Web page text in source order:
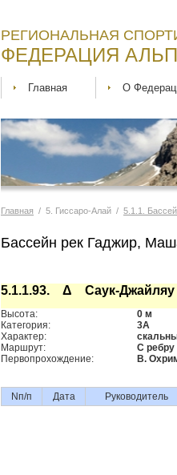
РЕГИОНАЛЬНАЯ
ФЕДЕРАЦИЯ
Главная О
Главная / 5. Гиссаро-Алай / 5.1.1.
Бассейн рек Гаджир,
5.1.1.93. Δ Саук-Джайляу
Высота:
0 м
Категория:
3А
Характер:
Маршрут:
С ребру
Первопрохождение:
В.
Nп/п Дата Руководитель